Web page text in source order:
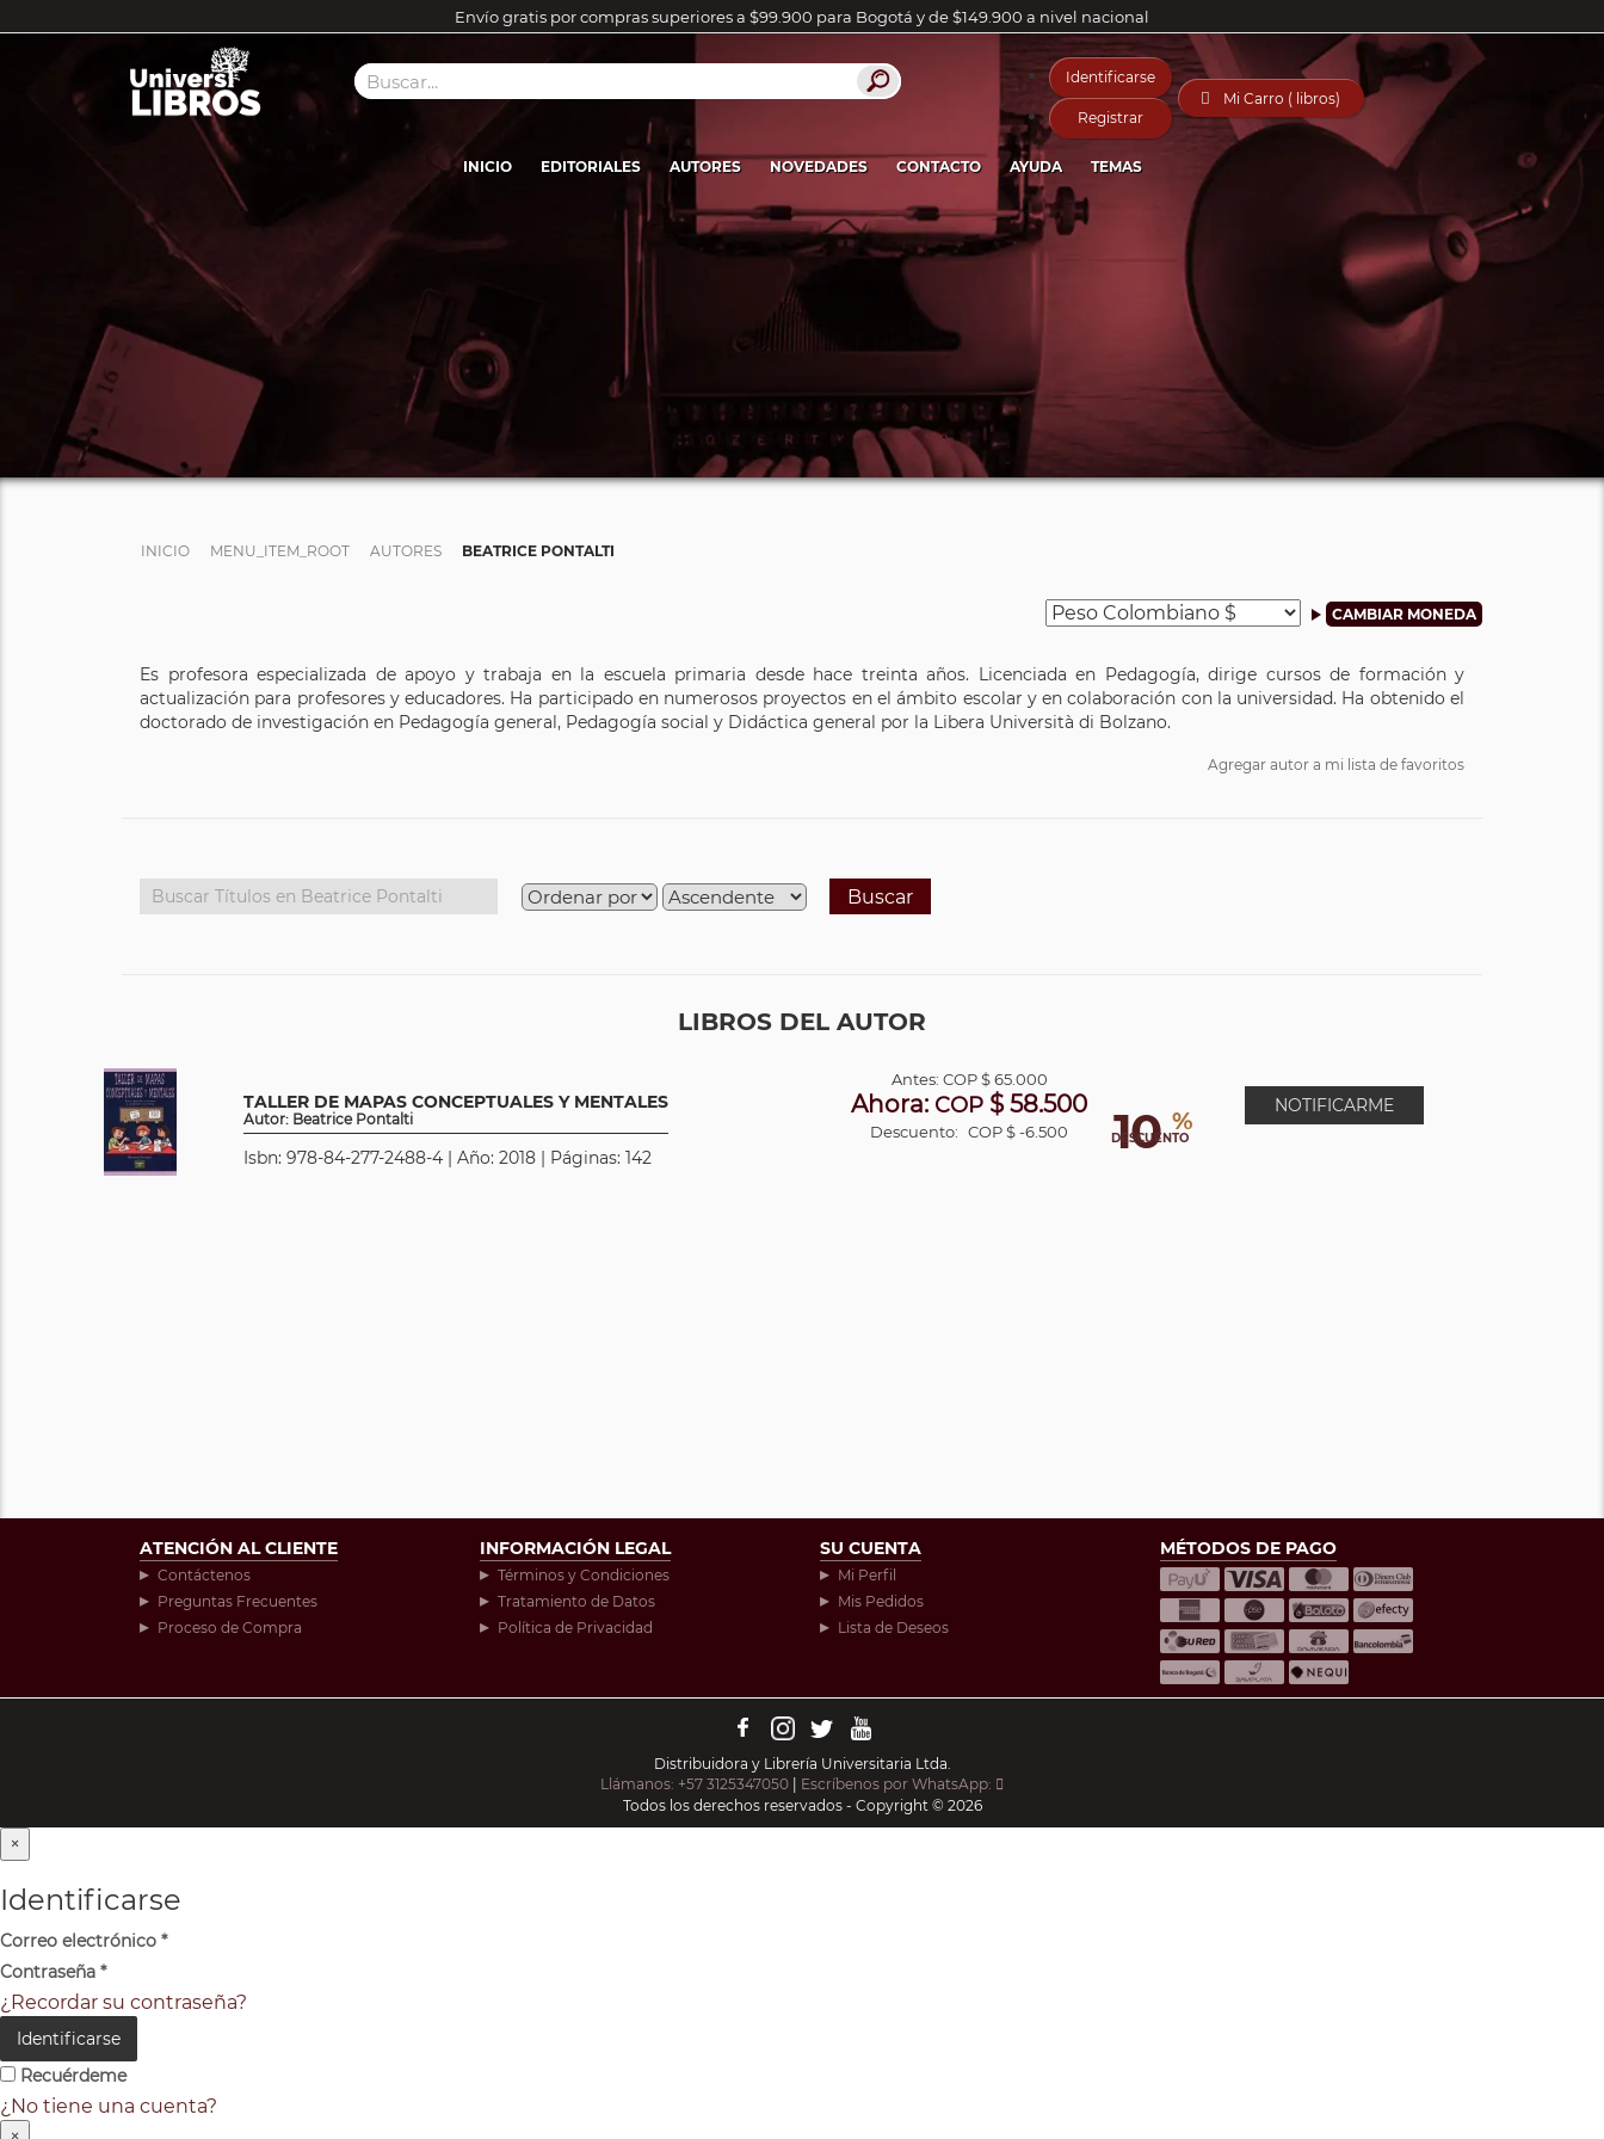
Envío gratis por compras superiores a $99.900 para Bogotá y de $149.900 a nivel nacional
Identificarse
Registrar
 Mi Carro ( libros)
INICIO EDITORIALES AUTORES NOVEDADES CONTACTO AYUDA TEMAS
INICIO MENU_ITEM_ROOT AUTORES BEATRICE PONTALTI
Es profesora especializada de apoyo y trabaja en la escuela primaria desde hace treinta años. Licenciada en Pedagogía, dirige cursos de formación y
actualización para profesores y educadores. Ha participado en numerosos proyectos en el ámbito escolar y en colaboración con la universidad. Ha obtenido el
doctorado de investigación en Pedagogía general, Pedagogía social y Didáctica general por la Libera Università di Bolzano.
Agregar autor a mi lista de favoritos
Buscar
LIBROS DEL AUTOR
TALLER DE MAPAS CONCEPTUALES Y MENTALES
Autor: Beatrice Pontalti
Isbn: 978-84-277-2488-4 | Año: 2018 | Páginas: 142 10 %
DESCUENTO
Antes: COP$ 65.000
Ahora: COP $ 58.500
Descuento: COP $ -6.500
NOTIFICARME
ATENCIÓN AL CLIENTE
Contáctenos
Preguntas Frecuentes
Proceso de Compra
INFORMACIÓN LEGAL
Términos y Condiciones
Tratamiento de Datos
Política de Privacidad
SU CUENTA
Mi Perfil
Mis Pedidos
Lista de Deseos
MÉTODOS DE PAGO
Distribuidora y Librería Universitaria Ltda.
Llámanos: +57 3125347050
Escríbenos por WhatsApp:
Todos los derechos reservados - Copyright © 2026
×
Identificarse
Correo electrónico *
Contraseña *
¿Recordar su contraseña?
Identificarse
Recuérdeme
¿No tiene una cuenta?